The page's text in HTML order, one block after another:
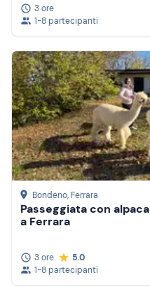
3 ore
1-8 partecipanti
Bondeno, Ferrara
Passeggiata con
a Ferrara
3 ore
5.0
1-8 partecipanti